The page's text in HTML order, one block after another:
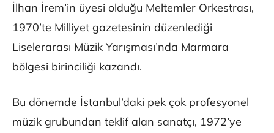
İlhan İrem’in üyesi olduğu Meltemler Orkestrası,
1970’te Milliyet gazetesinin düzenlediği
Liselerarası Müzik Yarışması’nda Marmara
bölgesi birinciliği kazandı.
Bu dönemde İstanbul’daki pek çok profesyonel
müzik grubundan teklif alan sanatçı, 1972’ye